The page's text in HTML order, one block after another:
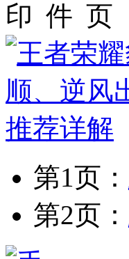
第1页：
第2页：